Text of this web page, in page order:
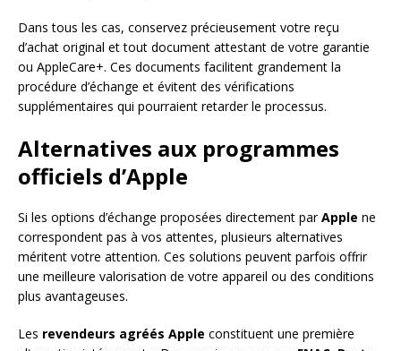
Dans tous les cas, conservez précieusement votre reçu
d’achat original et tout document attestant de votre garantie
ou AppleCare+. Ces documents facilitent grandement la
procédure d’échange et évitent des vérifications
supplémentaires qui pourraient retarder le processus.
Alternatives aux programmes
officiels d’Apple
Si les options d’échange proposées directement parApple ne
correspondent pas à vos attentes, plusieurs alternatives
méritent votre attention. Ces solutions peuvent parfois offrir
une meilleure valorisation de votre appareil ou des conditions
plus avantageuses.
Les revendeurs agréés Apple constituent une première